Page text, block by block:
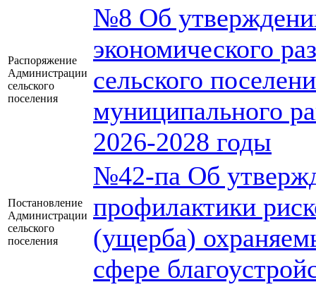
Распоряжение
Администрации
сельского
поселения
№8 Об
экономического
сельского
муниципального
2026-2028 годы
Постановление
Администрации
сельского
поселения
№42-па Об
профилактики
(ущерба)
сфере